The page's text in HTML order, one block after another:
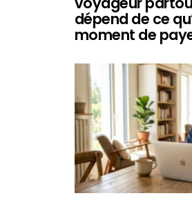
dépend de ce
moment de